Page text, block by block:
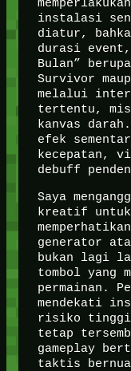
instalasi
diatur,
durasi
Bulan”
Survivor
melalui
tertentu,
kanvas
efek
kecepatan,
debuff
Saya
kreatif untuk
generator
bukan lagi
tombol yang
permainan.
mendekati
risiko tinggi,
tetap
gameplay
taktis